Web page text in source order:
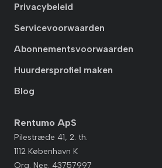
Privacybeleid
Servicevoorwaarden
Abonnementsvoorwaarden
Huurdersprofiel maken
Blog
Rentumo ApS
Pilestræde 41, 2. th.
1112 København K
Org. Nee. 43757997